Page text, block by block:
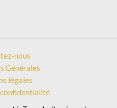
nous
Générales
légales